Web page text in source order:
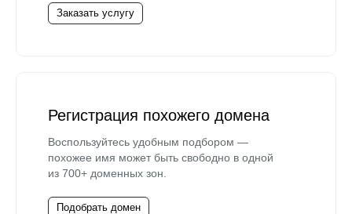
Заказать услугу
Регистрация похожего домена
Воспользуйтесь удобным подбором —
похожее имя может быть свободно в одной
из 700+ доменных зон.
Подобрать домен